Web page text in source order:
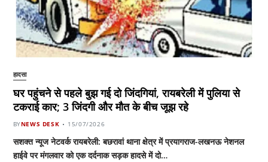
हादसा
घर पहुंचने से पहले बुझ गई दो जिंदगियां, रायबरेली में पुलिया से
टकराई कार; 3 जिंदगी और मौत के बीच जूझ रहे
BYNEWS DESK 15/07/2026
सशक्त न्यूज नेटवर्क रायबरेली: बछरावां थाना क्षेत्र में प्रयागराज-लखनऊ नेशनल
हाईवे पर मंगलवार को एक दर्दनाक सड़क हादसे में दो…